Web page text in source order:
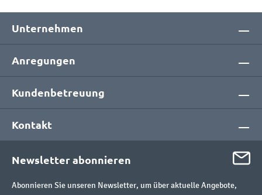
Unternehmen
Anregungen
Kundenbetreuung
Kontakt
Newsletter abonnieren
Abonnieren Sie unseren Newsletter, um über aktuelle Angebote,